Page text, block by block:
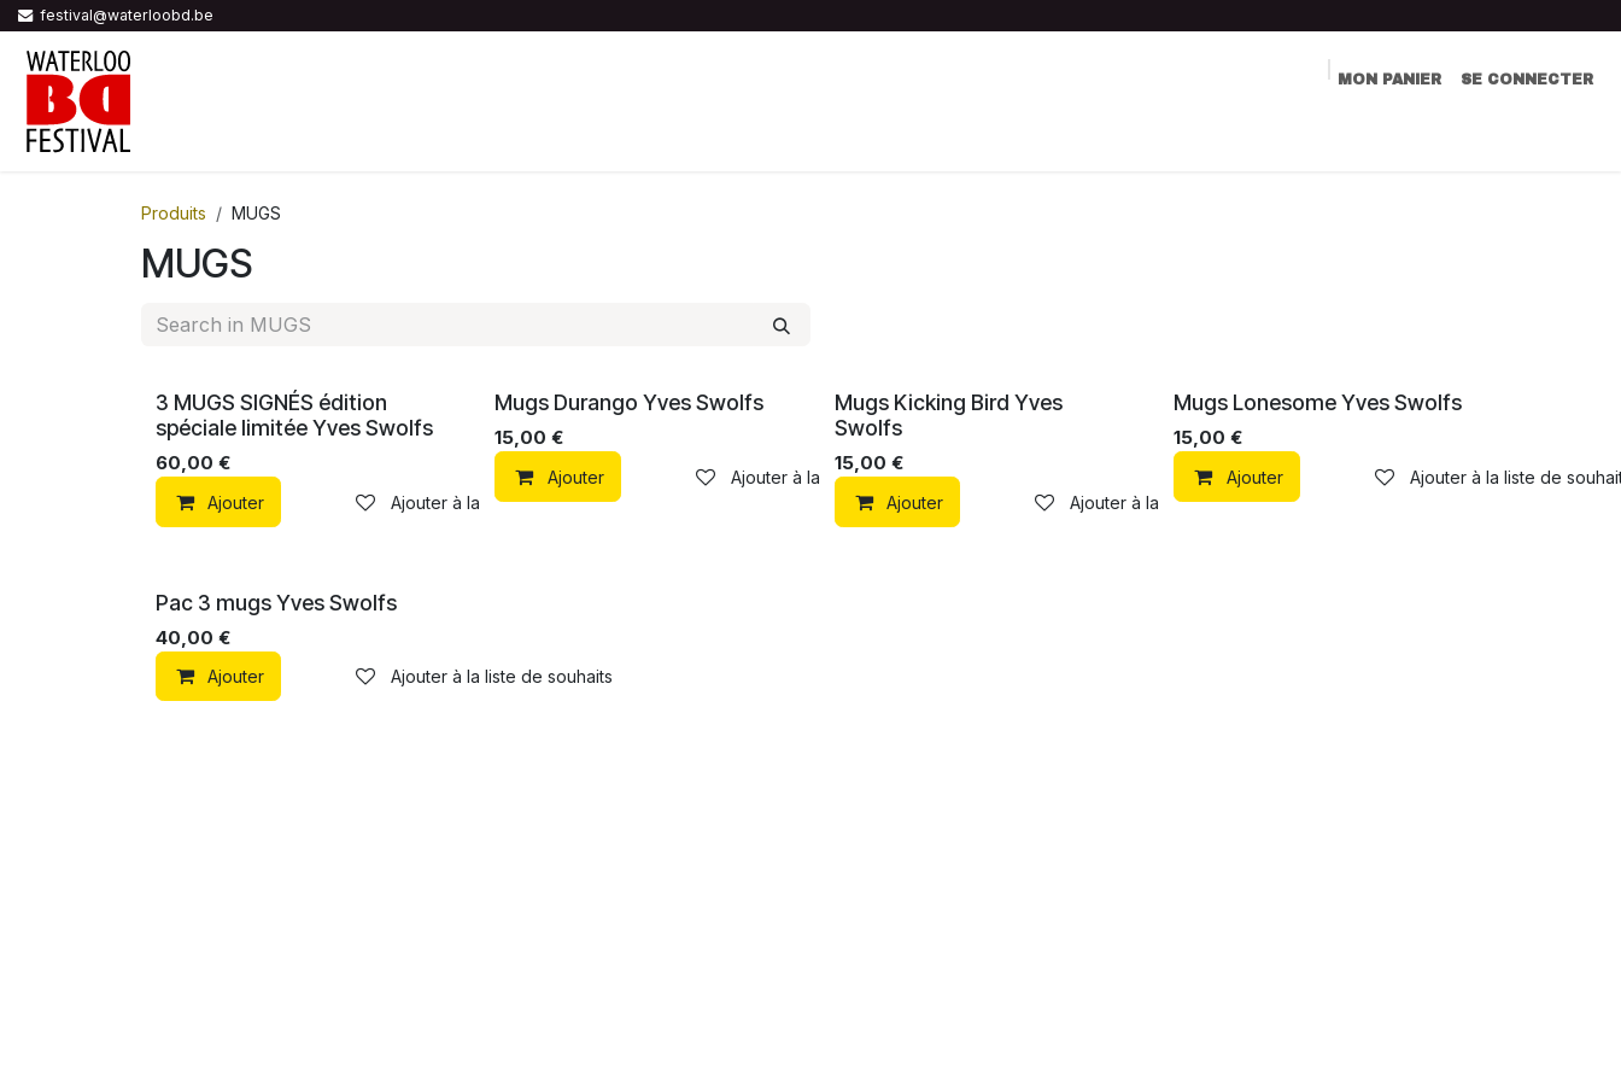
Se rendre au contenu
festival@waterloobd.be
MON PANIER SE CONNECTER
Produits MUGS
MUGS
3 MUGS SIGNÉS édition
spéciale limitée Yves Swolfs
60,00 €
Ajouter Ajouter à la liste de souhaits
Mugs Durango Yves Swolfs
15,00 €
Ajouter Ajouter à la liste de souhaits
Mugs Kicking Bird Yves
Swolfs
15,00 €
Ajouter Ajouter à la liste de souhaits
Mugs Lonesome Yves Swolfs
15,00 €
Ajouter Ajouter à la liste de
Pac 3 mugs Yves Swolfs
40,00 €
Ajouter Ajouter à la liste de souhaits